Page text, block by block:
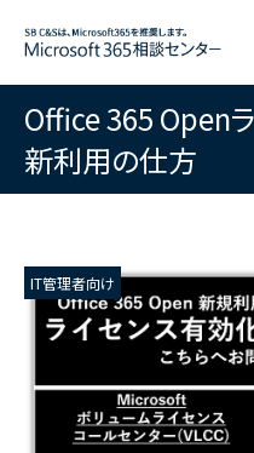
Office 365 Open
新利用の仕方
IT管理者向け